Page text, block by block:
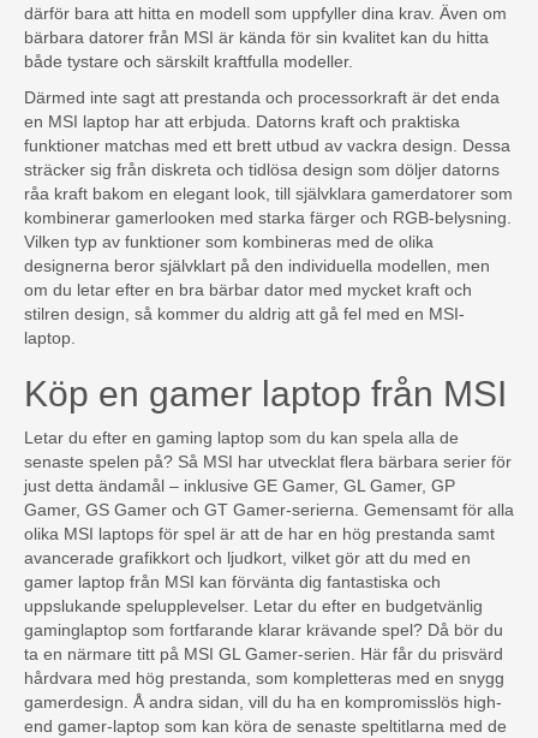
därför bara att hitta en modell som uppfyller dina krav. Även om
bärbara datorer från MSI är kända för sin kvalitet kan du hitta
både tystare och särskilt kraftfulla modeller.
Därmed inte sagt att prestanda och processorkraft är det enda
en MSI laptop har att erbjuda. Datorns kraft och praktiska
funktioner matchas med ett brett utbud av vackra design. Dessa
sträcker sig från diskreta och tidlösa design som döljer datorns
råa kraft bakom en elegant look, till självklara gamerdatorer som
kombinerar gamerlooken med starka färger och RGB-belysning.
Vilken typ av funktioner som kombineras med de olika
designerna beror självklart på den individuella modellen, men
om du letar efter en bra bärbar dator med mycket kraft och
stilren design, så kommer du aldrig att gå fel med en MSI-
laptop.
Köp en gamer laptop från MSI
Letar du efter en gaming laptop som du kan spela alla de
senaste spelen på? Så MSI har utvecklat flera bärbara serier för
just detta ändamål – inklusive GE Gamer, GL Gamer, GP
Gamer, GS Gamer och GT Gamer-serierna. Gemensamt för alla
olika MSI laptops för spel är att de har en hög prestanda samt
avancerade grafikkort och ljudkort, vilket gör att du med en
gamer laptop från MSI kan förvänta dig fantastiska och
uppslukande spelupplevelser. Letar du efter en budgetvänlig
gaminglaptop som fortfarande klarar krävande spel? Då bör du
ta en närmare titt på MSI GL Gamer-serien. Här får du prisvärd
hårdvara med hög prestanda, som kompletteras med en snygg
gamerdesign. Å andra sidan, vill du ha en kompromisslös high-
end gamer-laptop som kan köra de senaste speltitlarna med de